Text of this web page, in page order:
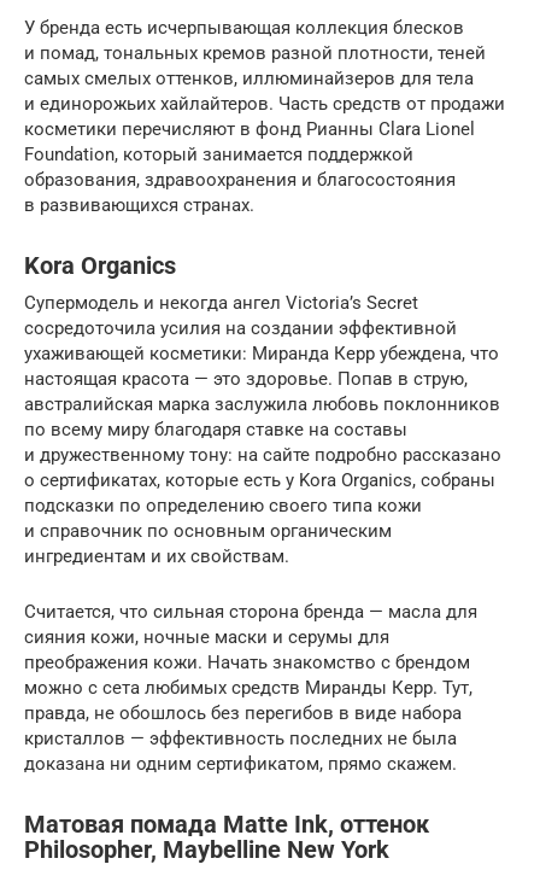
У бренда есть исчерпывающая коллекция блесков
и помад, тональных кремов разной плотности, теней
самых смелых оттенков, иллюминайзеров для тела
и единорожьих хайлайтеров. Часть средств от продажи
косметики перечисляют в фонд Рианны Clara Lionel
Foundation, который занимается поддержкой
образования, здравоохранения и благосостояния
в развивающихся странах.
Kora Organics
Супермодель и некогда ангел Victoria’s Secret
сосредоточила усилия на создании эффективной
ухаживающей косметики: Миранда Керр убеждена, что
настоящая красота — это здоровье. Попав в струю,
австралийская марка заслужила любовь поклонников
по всему миру благодаря ставке на составы
и дружественному тону: на сайте подробно рассказано
о сертификатах, которые есть у Kora Organics, собраны
подсказки по определению своего типа кожи
и справочник по основным органическим
ингредиентам и их свойствам.
Считается, что сильная сторона бренда — масла для
сияния кожи, ночные маски и серумы для
преображения кожи. Начать знакомство с брендом
можно с сета любимых средств Миранды Керр. Тут,
правда, не обошлось без перегибов в виде набора
кристаллов — эффективность последних не была
доказана ни одним сертификатом, прямо скажем.
Матовая помада Matte Ink, оттенок
Philosopher, Maybelline New York